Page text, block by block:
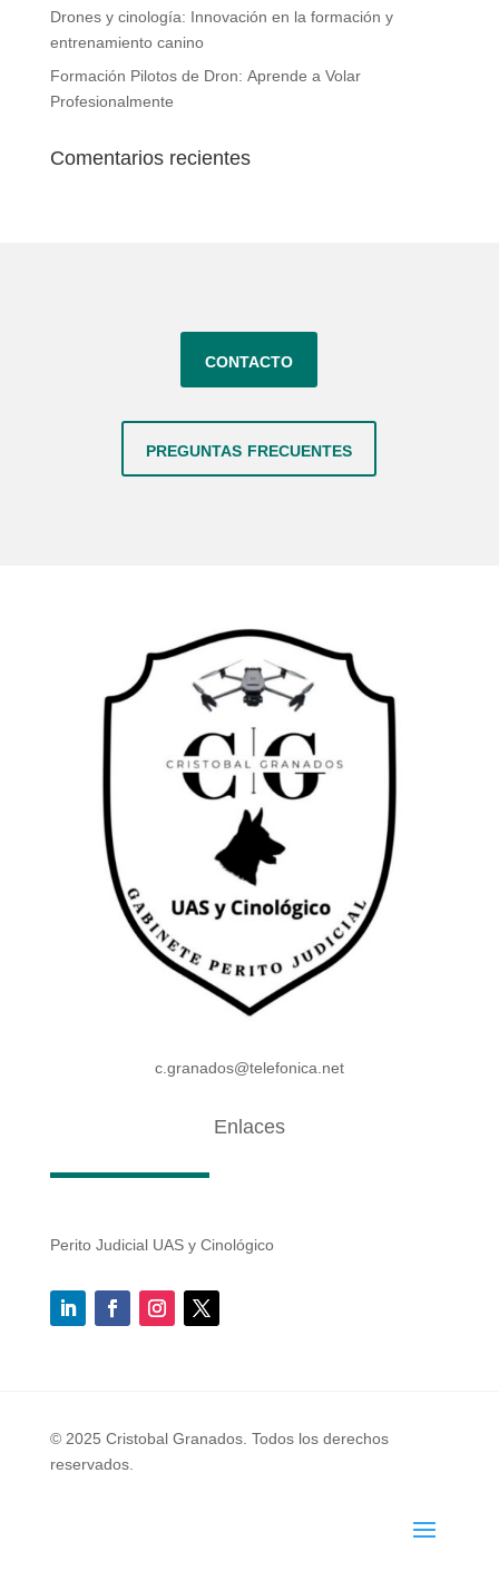
Drones y cinología: Innovación en la formación y
entrenamiento canino
Formación Pilotos de Dron: Aprende a Volar
Profesionalmente
Comentarios recientes
contacto
preguntas frecuentes
c.granados@telefonica.net
Enlaces
Perito Judicial UAS y Cinológico
© 2025 Cristobal Granados. Todos los derechos
reservados.